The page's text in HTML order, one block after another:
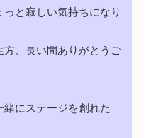
と寂しい気持ちになり
、長い間ありがとうご
にステージを創れた